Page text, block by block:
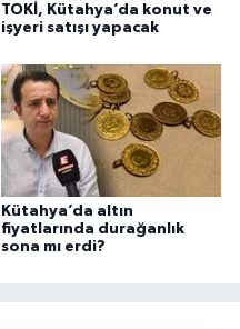
TOKİ, Kütahya’da konut ve
işyeri satışı yapacak
Kütahya’da altın
fiyatlarında durağanlık
sona mı erdi?